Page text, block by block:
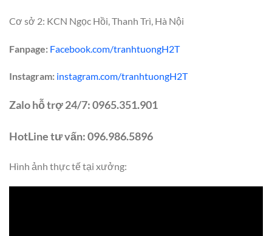
Cơ sở 2: KCN Ngọc Hồi, Thanh Trì, Hà Nội
Fanpage: Facebook.com/tranhtuongH2T
Instagram: instagram.com/tranhtuongH2T
Zalo hỗ trợ 24/7: 0965.351.901
HotLine tư vấn: 096.986.5896
Hình ảnh thực tế tại xưởng: